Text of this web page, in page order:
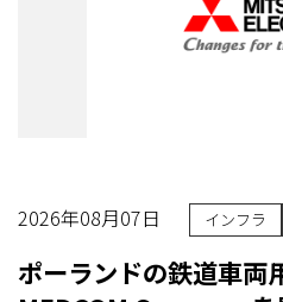
2026年08月07日 インフラ
ポーランドの鉄道車両